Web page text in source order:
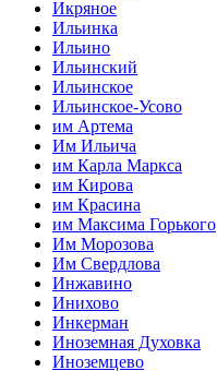
Икряное
Ильинка
Ильино
Ильинский
Ильинское
Ильинское-Усово
им Артема
Им Ильича
им Карла Маркса
им Кирова
им Красина
им Максима Горького
Им Морозова
Им Свердлова
Инжавино
Инихово
Инкерман
Иноземная Духовка
Иноземцево